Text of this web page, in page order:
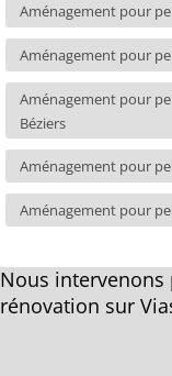
Aménagement pour
Aménagement pour
Aménagement pour
Béziers
Aménagement pour
Aménagement pour
Nous
rénovation sur